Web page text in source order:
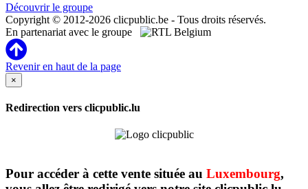
Découvrir le groupe
Copyright © 2012-2026 clicpublic.be - Tous droits réservés.
En partenariat avec le groupe
Revenir en haut de la page
×
Redirection vers clicpublic.lu
Pour accéder à cette vente située au Luxembourg,